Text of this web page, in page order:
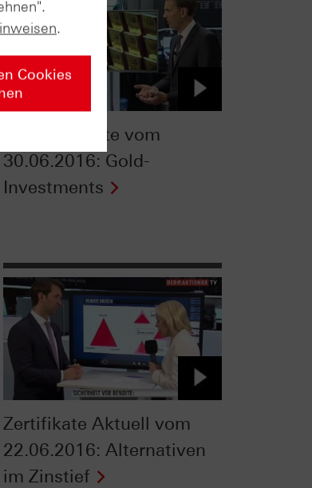
ntv-Zertifikate vom
30.06.2016: Gold-
Investments
Zertifikate Aktuell vom
22.06.2016: Alternativen
im Zinstief
.
Cookies